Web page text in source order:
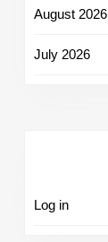
August 2026
July 2026
Log in